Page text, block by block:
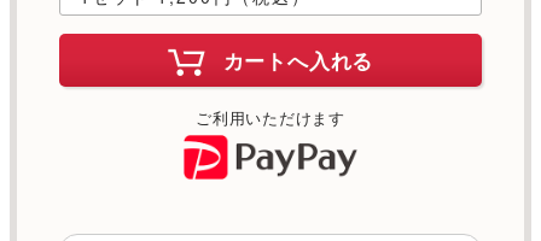
カートへ入れる
ご利用いただけます